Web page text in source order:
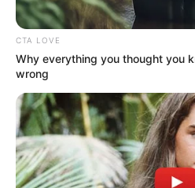
CTA LOVE
Why everything you thought you
wrong